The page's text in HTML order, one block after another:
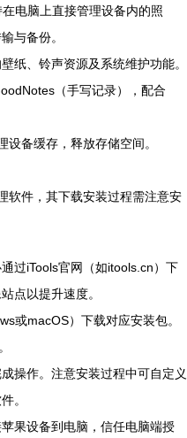
电脑上直接管理设备内的照
与备份。
纸、铃声资源及系统维护功能。
（手写记录），配合
备缓存，释放存储空间。
软件，其下载安装过程需注意安
过iTools官网（如itools.cn）下
点以提升速度。
或macOS）下载对应安装包。
操作。注意安装过程中可自定义
。
果设备到电脑，信任电脑端授